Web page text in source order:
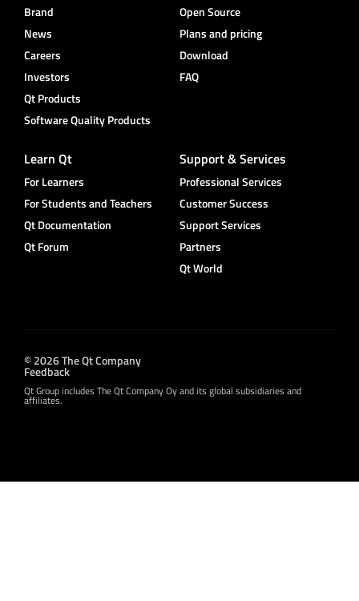
Brand
News
Careers
Investors
Qt Products
Software Quality Products
Open Source
Plans and pricing
Download
FAQ
Learn Qt
For Learners
For Students and Teachers
Qt Documentation
Qt Forum
Support & Services
Professional Services
Customer Success
Support Services
Partners
Qt World
© 2026 The Qt Company
Feedback
Qt Group includes The Qt Company Oy and its global subsidiaries and
affiliates.